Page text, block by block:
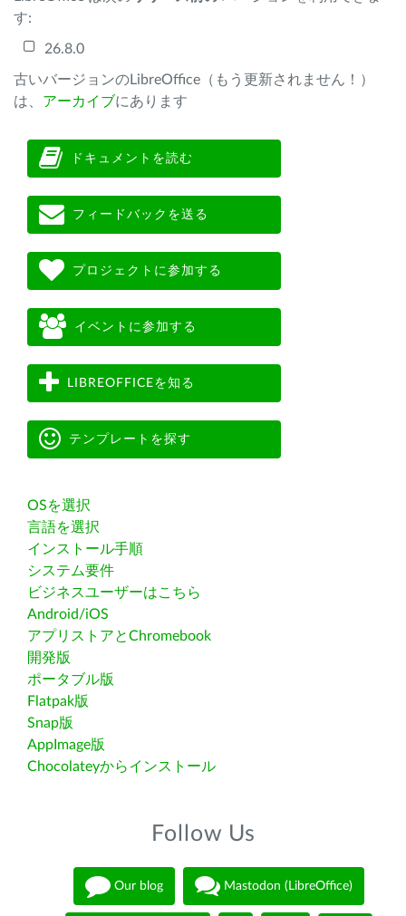
す:
26.8.0
古いバージョンのLibreOffice（もう更新されません！）
は、 アーカイブにあります
ドキュメントを読む
フィードバックを送る
プロジェクトに参加する
イベントに参加する
LIBREOFFICEを知る
テンプレートを探す
OSを選択
言語を選択
インストール手順
システム要件
ビジネスユーザーはこちら
Android/iOS
アプリストアとChromebook
開発版
ポータブル版
Flatpak版
Snap版
AppImage版
Chocolateyからインストール
Follow Us
Our blog Mastodon (LibreOffice)